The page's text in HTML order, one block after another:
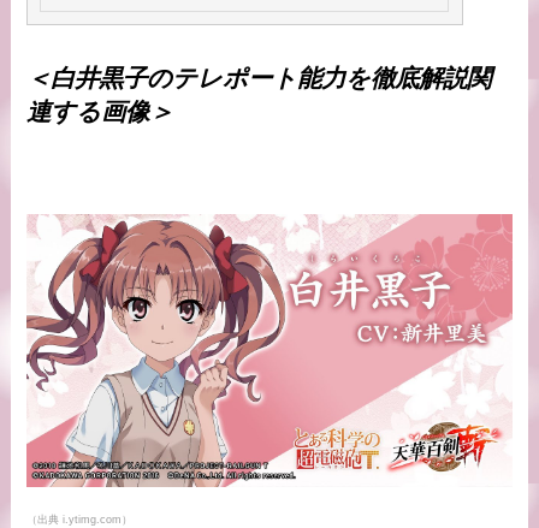
＜白井黒子のテレポート能力を徹底解説関
連する画像＞
（出典 i.ytimg.com）